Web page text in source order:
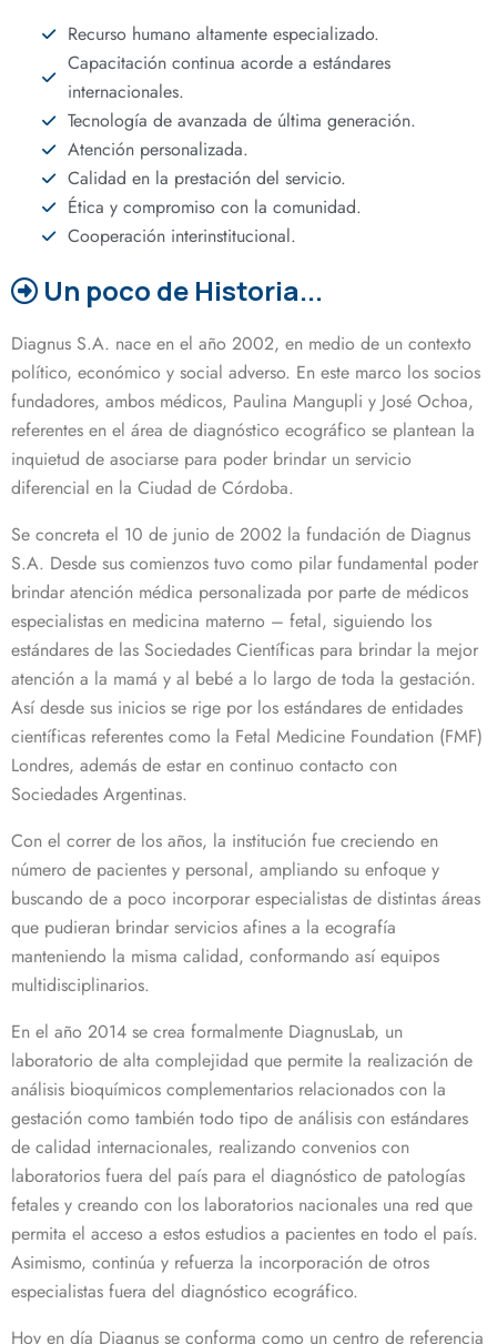
Recurso humano altamente especializado.
Capacitación continua acorde a estándares
internacionales.
Tecnología de avanzada de última generación.
Atención personalizada.
Calidad en la prestación del servicio.
Ética y compromiso con la comunidad.
Cooperación interinstitucional.
Un poco de Historia...
Diagnus S.A. nace en el año 2002, en medio de un contexto
político, económico y social adverso. En este marco los socios
fundadores, ambos médicos, Paulina Mangupli y José Ochoa,
referentes en el área de diagnóstico ecográfico se plantean la
inquietud de asociarse para poder brindar un servicio
diferencial en la Ciudad de Córdoba.
Se concreta el 10 de junio de 2002 la fundación de Diagnus
S.A. Desde sus comienzos tuvo como pilar fundamental poder
brindar atención médica personalizada por parte de médicos
especialistas en medicina materno – fetal, siguiendo los
estándares de las Sociedades Científicas para brindar la mejor
atención a la mamá y al bebé a lo largo de toda la gestación.
Así desde sus inicios se rige por los estándares de entidades
científicas referentes como la Fetal Medicine Foundation (FMF)
Londres, además de estar en continuo contacto con
Sociedades Argentinas.
Con el correr de los años, la institución fue creciendo en
número de pacientes y personal, ampliando su enfoque y
buscando de a poco incorporar especialistas de distintas áreas
que pudieran brindar servicios afines a la ecografía
manteniendo la misma calidad, conformando así equipos
multidisciplinarios.
En el año 2014 se crea formalmente DiagnusLab, un
laboratorio de alta complejidad que permite la realización de
análisis bioquímicos complementarios relacionados con la
gestación como también todo tipo de análisis con estándares
de calidad internacionales, realizando convenios con
laboratorios fuera del país para el diagnóstico de patologías
fetales y creando con los laboratorios nacionales una red que
permita el acceso a estos estudios a pacientes en todo el país.
Asimismo, continúa y refuerza la incorporación de otros
especialistas fuera del diagnóstico ecográfico.
Hoy en día Diagnus se conforma como un centro de referencia